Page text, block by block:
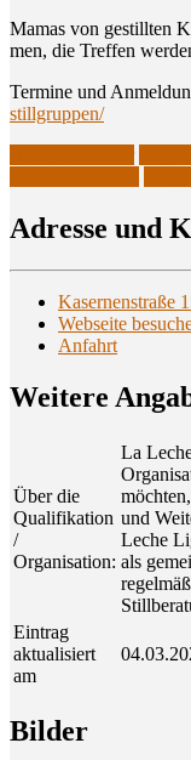
Mamas von gestill­ten
men, die Tref­fen
Ter­mi­ne und
stillgruppen/
Adres­se und
Kasernenstraße
Webseite
Anfahrt
Wei­te­re
Über die
Qualifikation
/
Organisation:
La
und
Leche
als
Eintrag
aktualisiert
am
Bil­der